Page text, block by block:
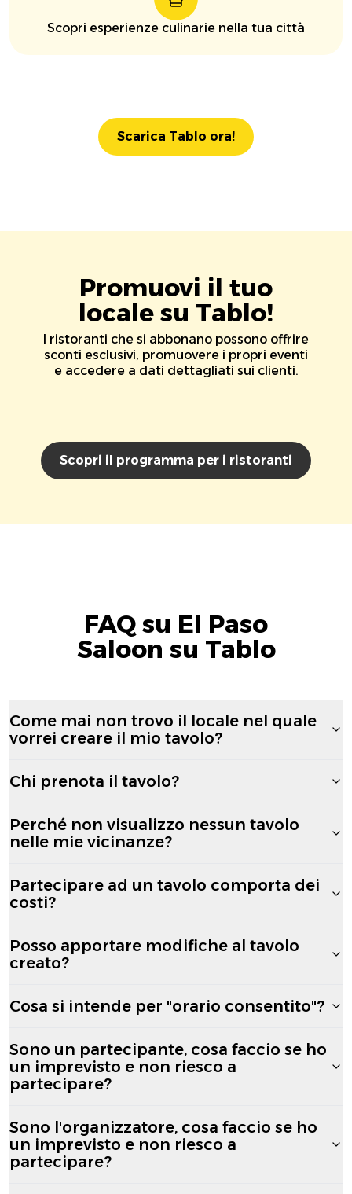
Scopri esperienze culinarie nella tua città
Scarica Tablo ora!
Promuovi il tuo
locale su Tablo!
I ristoranti che si abbonano possono offrire
sconti esclusivi, promuovere i propri eventi
e accedere a dati dettagliati sui clienti.
Scopri il programma per i ristoranti
FAQ su El Paso
Saloon su Tablo
Come mai non trovo il locale nel quale
vorrei creare il mio tavolo?
Chi prenota il tavolo?
Perché non visualizzo nessun tavolo
nelle mie vicinanze?
Partecipare ad un tavolo comporta dei
costi?
Posso apportare modifiche al tavolo
creato?
Cosa si intende per "orario consentito"?
Sono un partecipante, cosa faccio se ho
un imprevisto e non riesco a
partecipare?
Sono l'organizzatore, cosa faccio se ho
un imprevisto e non riesco a
partecipare?